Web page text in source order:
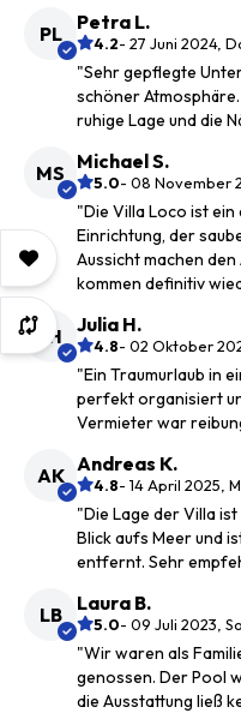
PL Petra L.
4.2- 27 Juni 2024,
"Sehr gepflegte
schöner
ruhige Lage und die
MS Michael S.
5.0- 08 November
"Die Villa Loco ist
Einrichtung, der
Aussicht machen
kommen definitiv
JH Julia H.
4.8- 02 Oktober
"Ein Traumurlaub in
perfekt organisiert
Vermieter war
AK Andreas K.
4.8- 14 April 2025,
"Die Lage der Villa
Blick aufs Meer und
entfernt. Sehr
LB Laura B.
5.0- 09 Juli 2023,
"Wir waren als
genossen. Der Pool
die Ausstattung ließ